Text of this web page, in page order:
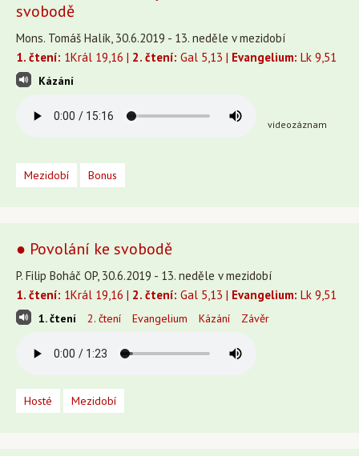
svobodě
Mons. Tomáš Halík, 30.6.2019 - 13. neděle v mezidobí
1. čtení: 1Král 19,16 | 2. čtení: Gal 5,13 | Evangelium: Lk 9,51
Kázání
videozáznam
Mezidobí Bonus
● Povolání ke svobodě
P. Filip Boháč OP, 30.6.2019 - 13. neděle v mezidobí
1. čtení: 1Král 19,16 | 2. čtení: Gal 5,13 | Evangelium: Lk 9,51
1. čtení 2. čtení Evangelium Kázání Závěr
Hosté Mezidobí